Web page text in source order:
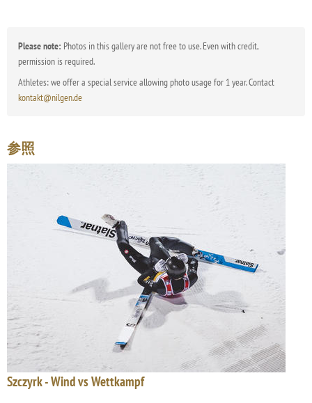
Please note: Photos in this gallery are not free to use. Even with credit,
permission is required.
Athletes: we offer a special service allowing photo usage for 1 year. Contact
kontakt@nilgen.de
参照
Szczyrk - Wind vs Wettkampf